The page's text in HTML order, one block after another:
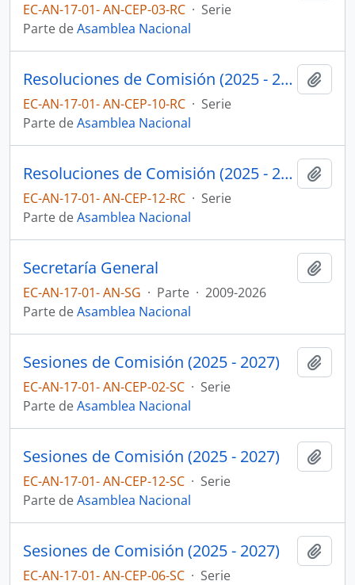
EC-AN-17-01- AN-CEP-03-RC · Serie
Parte deAsamblea Nacional
Resoluciones de Comisión (2025 - 2027)
EC-AN-17-01- AN-CEP-10-RC · Serie
Parte deAsamblea Nacional
Resoluciones de Comisión (2025 - 2027)
EC-AN-17-01- AN-CEP-12-RC · Serie
Parte deAsamblea Nacional
Secretaría General
EC-AN-17-01- AN-SG · Parte · 2009-2026
Parte deAsamblea Nacional
Sesiones de Comisión (2025 - 2027)
EC-AN-17-01- AN-CEP-02-SC · Serie
Parte deAsamblea Nacional
Sesiones de Comisión (2025 - 2027)
EC-AN-17-01- AN-CEP-12-SC · Serie
Parte deAsamblea Nacional
Sesiones de Comisión (2025 - 2027)
EC-AN-17-01- AN-CEP-06-SC · Serie